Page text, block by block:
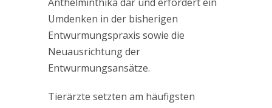
Umdenken in der bisherigen
Entwurmungspraxis sowie die
Neuausrichtung der
Entwurmungsansätze.
Tierärzte setzten am häufigsten